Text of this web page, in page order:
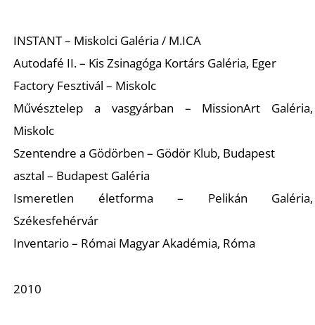
INSTANT – Miskolci Galéria / M.ICA
Autodafé II. – Kis Zsinagóga Kortárs Galéria, Eger
Factory Fesztivál – Miskolc
Művésztelep a vasgyárban – MissionArt Galéria,
Miskolc
Szentendre a Gödörben – Gödör Klub, Budapest
asztal – Budapest Galéria
Ismeretlen életforma – Pelikán Galéria,
Székesfehérvár
Inventario – Római Magyar Akadémia, Róma
2010